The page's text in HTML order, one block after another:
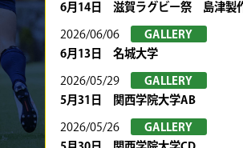
6月14日 滋賀ラグビー祭 島津製
2026/06/06
GALLERY
6月13日 名城大学
2026/05/29
GALLERY
5月31日 関西学院大学AB
2026/05/26
GALLERY